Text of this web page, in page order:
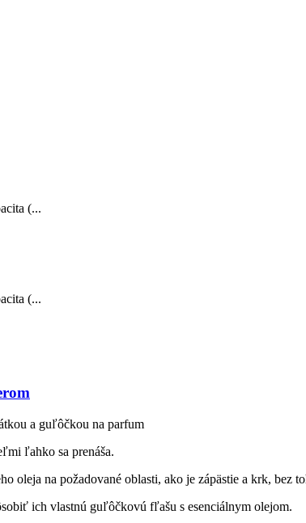
(...
(...
a guľôčkou na parfum
ľahko sa prenáša.
na požadované oblasti, ako je zápästie a krk, bez
ich vlastnú guľôčkovú fľašu s esenciálnym olejom.